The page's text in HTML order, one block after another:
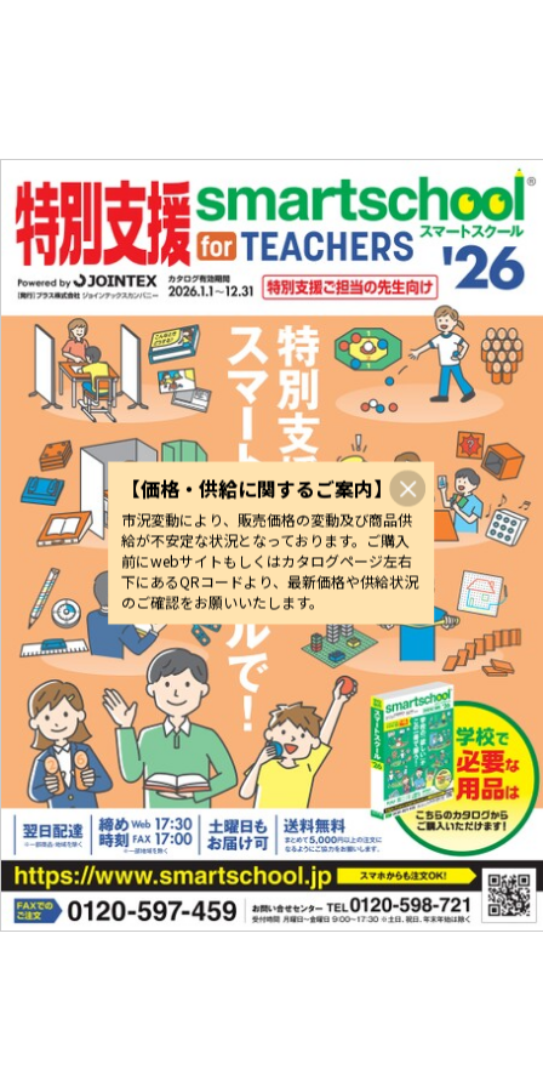
【価格・供給に関するご案内】
市況変動により、販売価格の変動及び商品供
給が不安定な状況となっております。ご購入
前にwebサイトもしくはカタログページ左右
下にあるQRコードより、最新価格や供給状況
のご確認をお願いいたします。